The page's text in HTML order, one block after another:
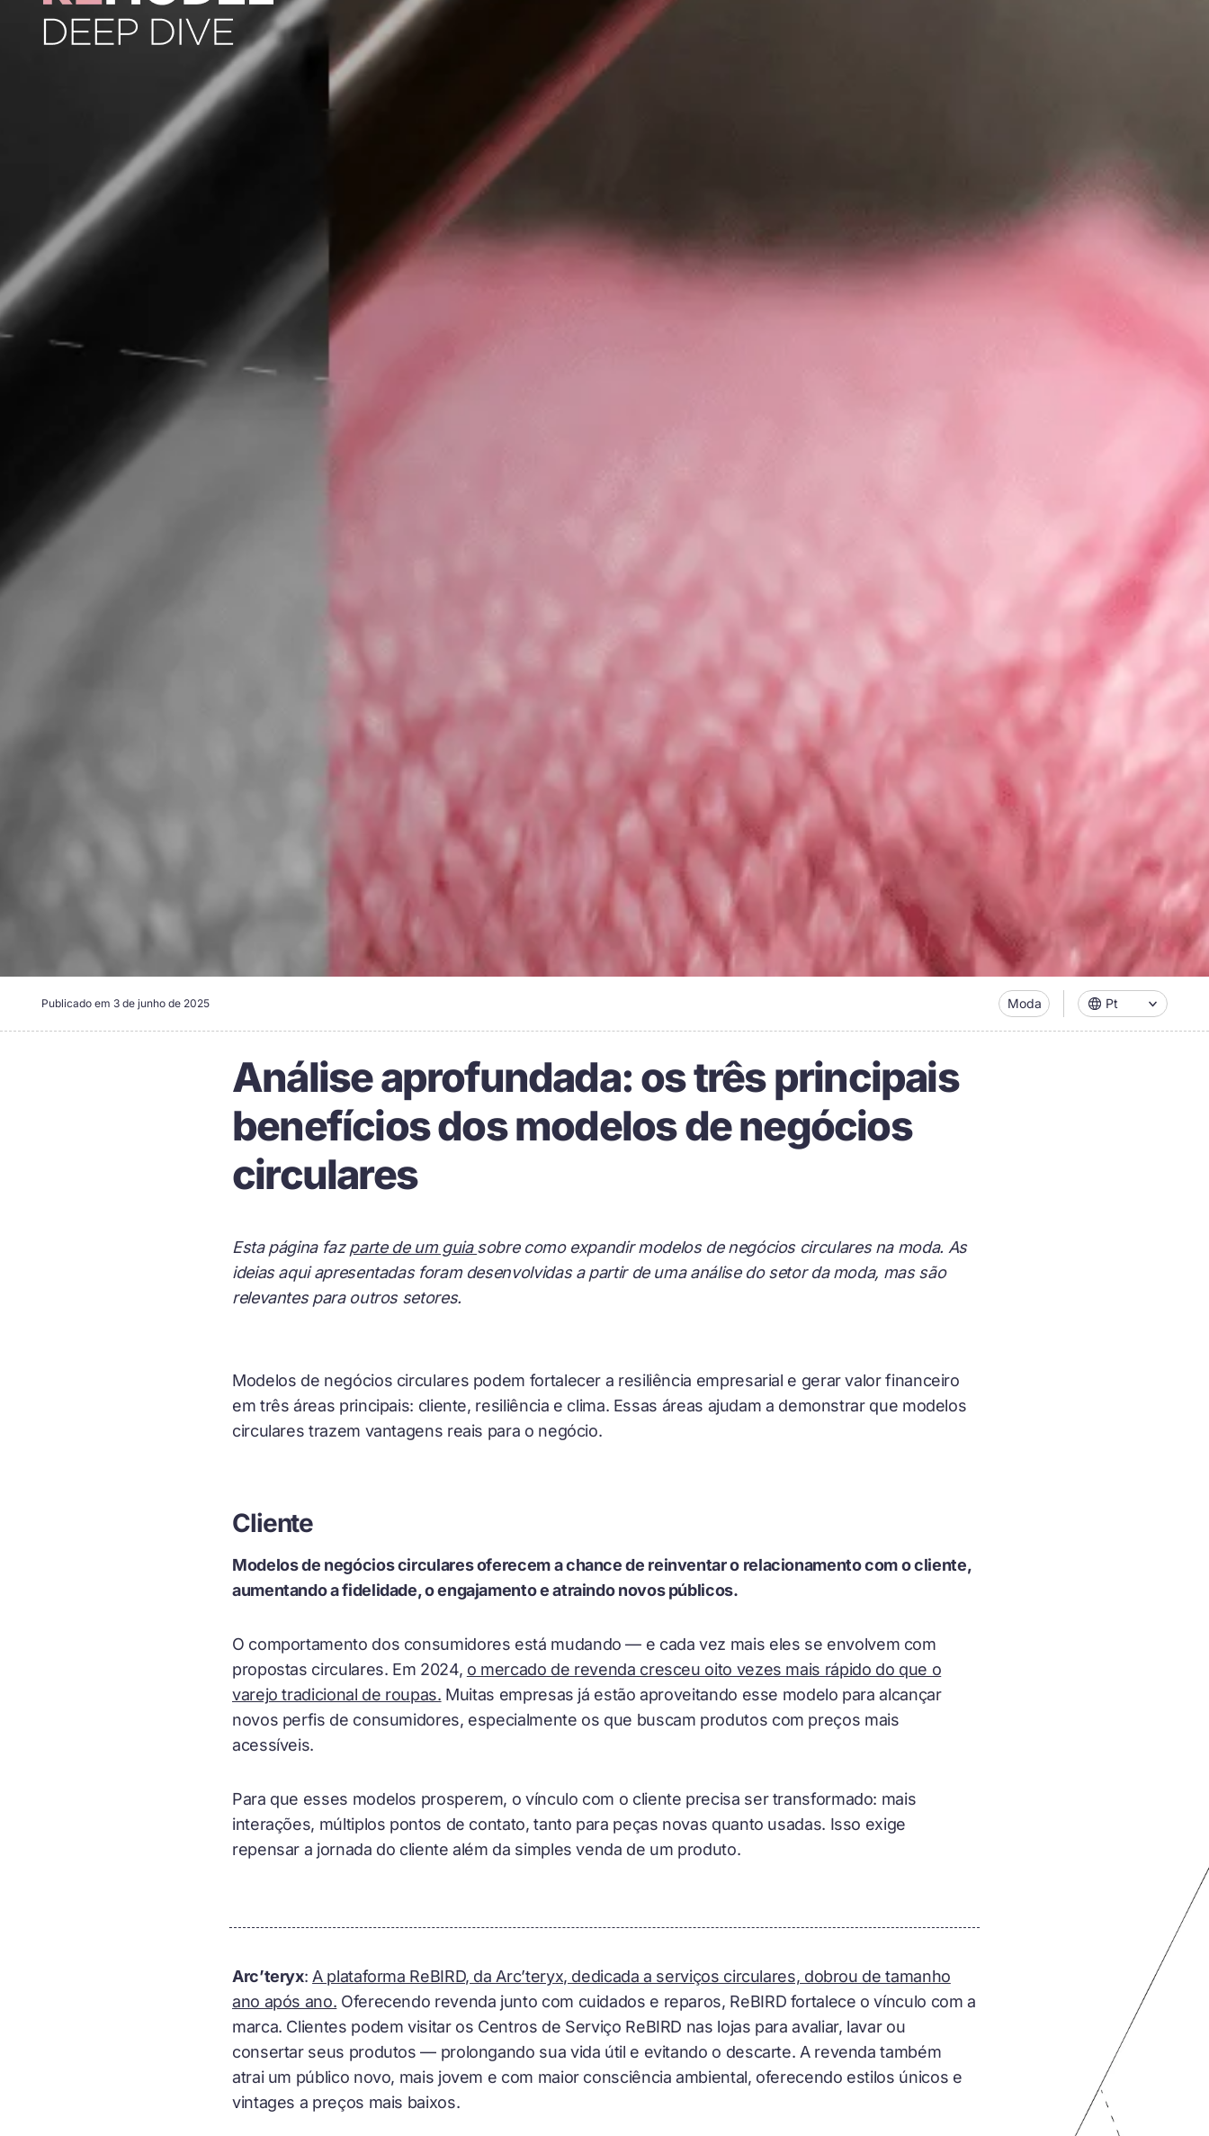
Publicado em 3 de junho de 2025 Moda Pt
Análise aprofundada: os três principais
benefícios dos modelos de negócios
circulares
Esta página fazparte de um guiasobre como expandir modelos de negócios circulares na moda. As
ideias aqui apresentadas foram desenvolvidas a partir de uma análise do setor da moda, mas são
relevantes para outros setores.
Modelos de negócios circulares podem fortalecer a resiliência empresarial e gerar valor financeiro
em três áreas principais: cliente, resiliência e clima. Essas áreas ajudam a demonstrar que modelos
circulares trazem vantagens reais para o negócio.
Cliente
Modelos de negócios circulares oferecem a chance de reinventar o relacionamento com o cliente,
aumentando a fidelidade, o engajamento e atraindo novos públicos.
O comportamento dos consumidores está mudando — e cada vez mais eles se envolvem com
propostas circulares. Em 2024, o mercado de revenda cresceu oito vezes mais rápido do que o
varejo tradicional de roupas. Muitas empresas já estão aproveitando esse modelo para alcançar
novos perfis de consumidores, especialmente os que buscam produtos com preços mais
acessíveis.
Para que esses modelos prosperem, o vínculo com o cliente precisa ser transformado: mais
interações, múltiplos pontos de contato, tanto para peças novas quanto usadas. Isso exige
repensar a jornada do cliente além da simples venda de um produto.
Arc’teryx: A plataforma ReBIRD, da Arc’teryx, dedicada a serviços circulares, dobrou de tamanho
ano após ano. Oferecendo revenda junto com cuidados e reparos, ReBIRD fortalece o vínculo com a
marca. Clientes podem visitar os Centros de Serviço ReBIRD nas lojas para avaliar, lavar ou
consertar seus produtos — prolongando sua vida útil e evitando o descarte. A revenda também
atrai um público novo, mais jovem e com maior consciência ambiental, oferecendo estilos únicos e
vintages a preços mais baixos.